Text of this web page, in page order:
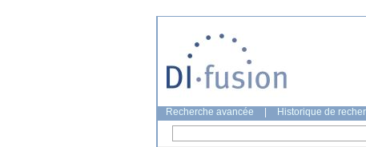
Recherche avancée Historique de